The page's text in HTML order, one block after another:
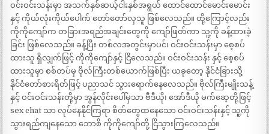
ဝင်းဝင်းသန်းမှာ အသက်နှစ်ဆယ့်ငါးနှစ်အရွယ် ထောင်ထောင်မောင်းမောင်း
နှင့် ကိုယ်လုံးကိုယ်ပေါက် တော်တော်လှသူ ဖြစ်လေသည်။ ထို့ကြောင့်လည်း
ကိုကိုကျော်က တခြားအရည်အချင်းတွေကို ကျော်ဖြတ်ကာ သူ့ကို ခန့်ထားခဲ့
ခြင်း ဖြစ်လေသည်။ ခန့်ပြီး တစ်လအတွင်းမှာပင်၊ ဝင်းဝင်းသန်းမှာ စေ့စပ်
ထားသူ ရှိလျှက်ဖြင့် ကိုကိုကျော်နှင့် ငြိလေသည်။ ဝင်းဝင်းသန်း နှင့် စေ့စပ်
ထားသူမှာ စစ်တပ်မှ ဗိုလ်ကြီးတစ်ယောက်ဖြစ်ပြီး ယခုတော့ နိုင်ငံခြားသို့
နိုင်ငံတော်စားရိတ်ဖြင့် ပညာသင် သွားရောက်နေလေသည်။ ဗိုလ်ကြီးမျိုးသန့်
နှင့် ဝင်းဝင်းသန်းတို့မှာ အွန်လိုင်းပေါ်မှသာ ဗီဒီယို၊ အော်ဒီယို မက်ဆေ့တို့ဖြင့်
sex chat သာ လုပ်နေနိုင်ကြရာ စိတ်တွေထနေသော ဝင်းဝင်းသန်းနှင့် သူ့ကို
သွားရည်ကျနေသော ဘောစိ ကိုကိုကျော်တို့ ငြိသွားကြလေသည်။